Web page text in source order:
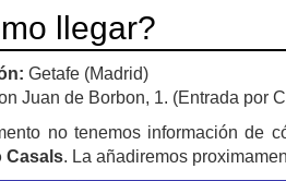
llegar?
Getafe (Madrid)
Juan de Borbon, 1. (Entrada por
no tenemos información de
Casals. La añadiremos